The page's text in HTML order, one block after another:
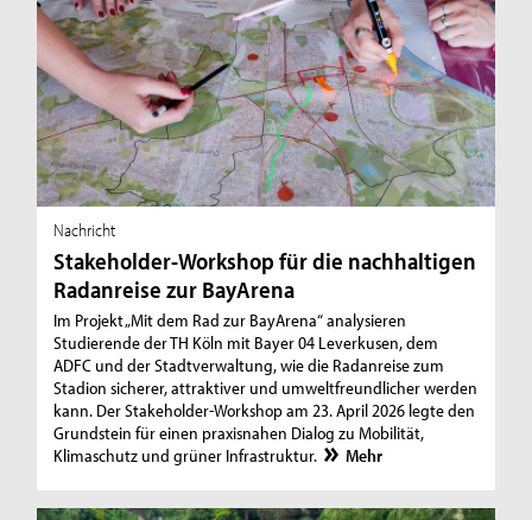
Nachricht
Stakeholder-Workshop für die nachhaltigen
Radanreise zur BayArena
Im Projekt „Mit dem Rad zur BayArena“ analysieren
Studierende der TH Köln mit Bayer 04 Leverkusen, dem
ADFC und der Stadtverwaltung, wie die Radanreise zum
Stadion sicherer, attraktiver und umweltfreundlicher werden
kann. Der Stakeholder-Workshop am 23. April 2026 legte den
Grundstein für einen praxisnahen Dialog zu Mobilität,
Klimaschutz und grüner Infrastruktur.
Mehr